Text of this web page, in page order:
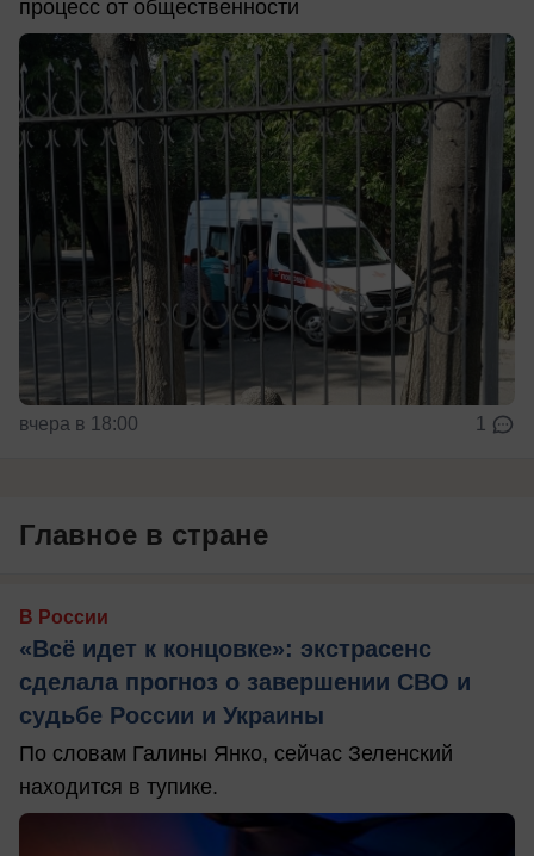
процесс от общественности
вчера в 18:00 1
Главное в стране
В России
«Всё идет к концовке»: экстрасенс
сделала прогноз о завершении СВО и
судьбе России и Украины
По словам Галины Янко, сейчас Зеленский
находится в тупике.